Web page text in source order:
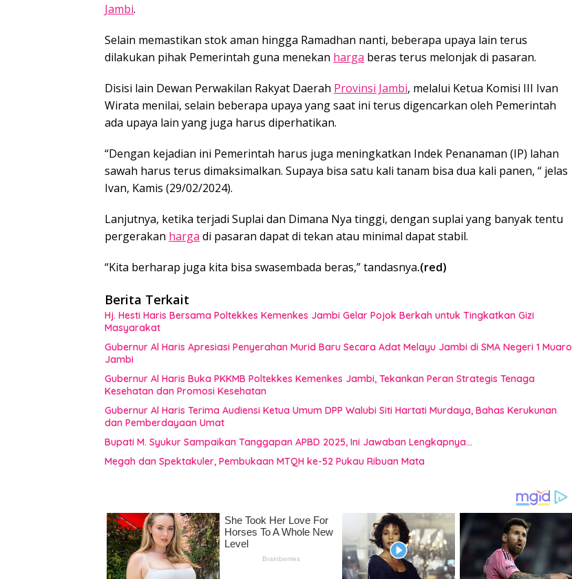
Jambi.
Selain memastikan stok aman hingga Ramadhan nanti, beberapa upaya lain terus
dilakukan pihak Pemerintah guna menekan harga beras terus melonjak di pasaran.
Disisi lain Dewan Perwakilan Rakyat Daerah Provinsi Jambi, melalui Ketua Komisi III Ivan
Wirata menilai, selain beberapa upaya yang saat ini terus digencarkan oleh Pemerintah
ada upaya lain yang juga harus diperhatikan.
“Dengan kejadian ini Pemerintah harus juga meningkatkan Indek Penanaman (IP) lahan
sawah harus terus dimaksimalkan. Supaya bisa satu kali tanam bisa dua kali panen, “ jelas
Ivan, Kamis (29/02/2024).
Lanjutnya, ketika terjadi Suplai dan Dimana Nya tinggi, dengan suplai yang banyak tentu
pergerakan harga di pasaran dapat di tekan atau minimal dapat stabil.
“Kita berharap juga kita bisa swasembada beras,” tandasnya.(red)
Berita Terkait
Hj. Hesti Haris Bersama Poltekkes Kemenkes Jambi Gelar Pojok Berkah untuk Tingkatkan Gizi
Masyarakat
Gubernur Al Haris Apresiasi Penyerahan Murid Baru Secara Adat Melayu Jambi di SMA Negeri 1 Muaro
Jambi
Gubernur Al Haris Buka PKKMB Poltekkes Kemenkes Jambi, Tekankan Peran Strategis Tenaga
Kesehatan dan Promosi Kesehatan
Gubernur Al Haris Terima Audiensi Ketua Umum DPP Walubi Siti Hartati Murdaya, Bahas Kerukunan
dan Pemberdayaan Umat
Bupati M. Syukur Sampaikan Tanggapan APBD 2025, Ini Jawaban Lengkapnya…
Megah dan Spektakuler, Pembukaan MTQH ke-52 Pukau Ribuan Mata